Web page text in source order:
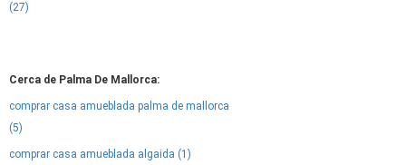
(27)
Cerca de Palma De Mallorca:
comprar casa amueblada palma de mallorca
(5)
comprar casa amueblada algaida (1)